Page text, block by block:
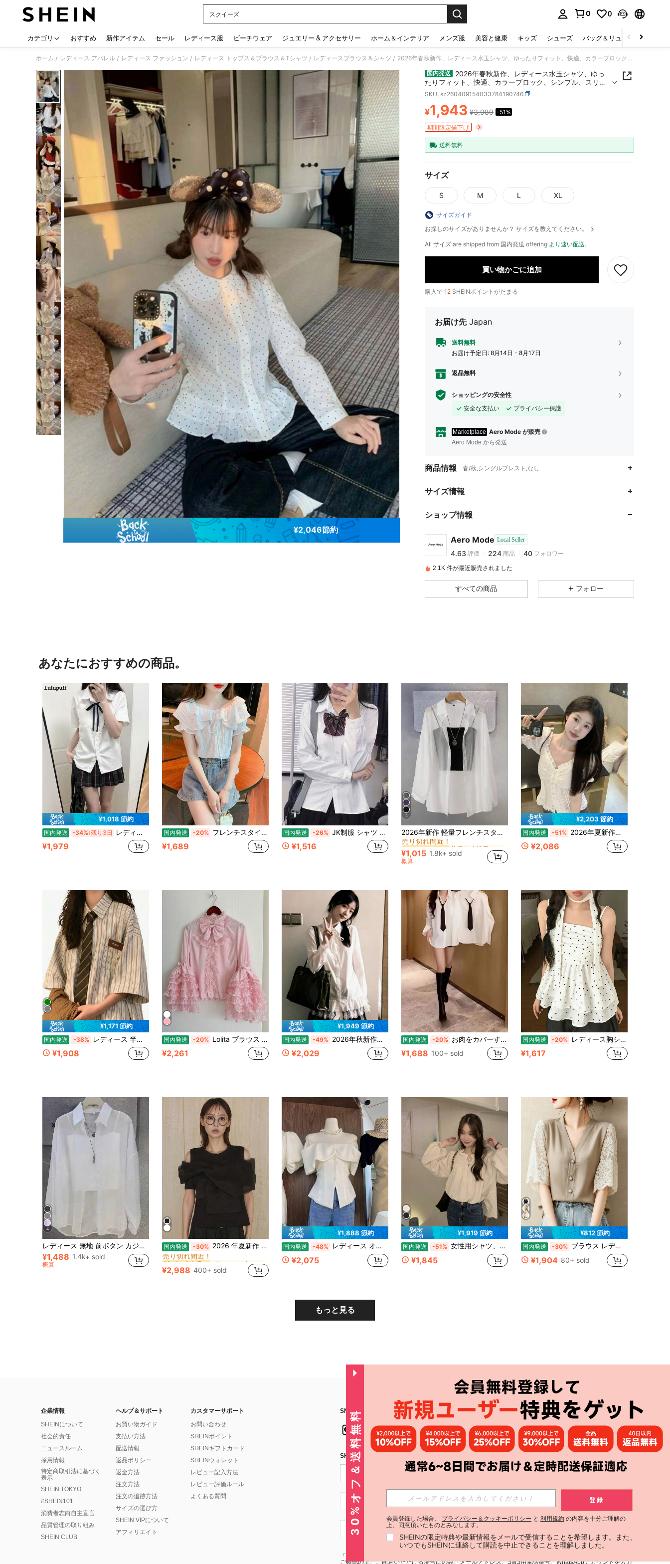
スクイーズ
0 0
カテゴリ おすすめ 新作アイテム セール レディース服 ビーチウェア ジュエリー & アクセサリー ホーム＆インテリア メンズ服 美容と健康 キッズ シューズ バッグ＆リュック
ホーム / レディース アパレル / レディース ファッション / レディース トップス＆ブラウス＆Tシャツ / レディースブラウス＆シャツ / 2026年春秋新作、レディース水玉シャツ、ゆったりフィット、快適、カラーブロック、シンプル、スリム効果、遊び心、斬新、キュート、フリル付き、若々しい、春秋トップス/シャツ
¥2,046節約
国内発送
2026年春秋新作、レディース水玉シャツ、ゆっ
たりフィット、快適、カラーブロック、シンプル、スリム
効果、遊び心、斬新、キュート、フリル付き、若々しい、
春秋トップス/シャツ
SKU: sz260409154033784190746
PRICE AND AVAILABILITY
¥1,943 ¥3,989 -51%
期間限定値下げ
送料無料
サイズ
S M L XL
サイズガイド
お探しのサイズがありませんか？ サイズを教えてください。
All サイズ are shipped from 国内発送 offering より速い配送.
買い物かごに追加
購入で 12 SHEINポイントがたまる
お届け先 Japan
送料無料
お届け予定日: 8月14日 - 8月17日
返品無料
ショッピングの安全性
安全な支払い
プライバシー保護
Marketplace Aero Mode が販売
Aero Mode から発送
商品情報 春/秋,シングルブレスト,なし
サイズ情報
ショップ情報
Aero Mode Local Seller
4.63
4.63
224商品 40
j***c は22時間前 に購入しました
4.63 224
4.63 224 40
4.63
2.1K 件が最近販売されました
すべての商品 フォロー
あなたにおすすめの商品。
¥1,018 節約
国内発送 -34% 残り3日 レディース 半袖 シャツ ブラウス 制服風 リボン付き 白 無地 襟付き 前開き スクールシャツ 女子高生 JK制服 なんちゃって制服 コスプレ 通学 学校 学園祭 文化祭 イベント 衣装 トップス シンプル ベーシック 定番 レギュラーフィット ポケット付き ボウタイ 清楚系 可愛い キュート カジュアル デイリー 着痩せ 体型カバー 爽やか 薄手 春 夏 秋 春夏 スクールライフ プレッピー 制服コーデ 双子コーデ お揃い ペアルック ホワイト
¥1,979
国内発送 -20% フレンチスタイルのデザイン性あふれるシフォンブラウス レディース 夏の新作 フリルトップス おしゃれ エレガント ユニークな絞り口ブラウス 個性的なパフスリーブ
¥1,689
国内発送 -26% JK制服 シャツ 白 長袖 スクール ワイシャツ レギュラーフィット レディース トップス 春夏新作 学生服 カーディガン インナー カジュアル 定番 事務服 就職活動 通学用
¥1,516
4
2026年新作 軽量フレンチスタイル 日よけシャツ 薄手ブラウスジャケット 長袖 夏用トップス ホワイト
#7 ベストセラー 快適な 女性用ブラウス
売り切れ間近！
#7 ベストセラー
売り切れ間近！
#7 ベストセラー
売り切れ間近！
#7 ベストセラー 快適な 女性用ブラウス
売り切れ間近！
¥1,015 1.8k+ sold
概算
¥2,203 節約
国内発送 -51% 2026年夏新作：レディースフリル半袖シャツ、やや透け感あり、スリムフィット、シンプル、セクシー、軽量、スタイルアップ効果あり；春夏トップス
¥2,086
¥1,171 節約
国内発送 -38% レディース 半袖 シャツ ストライプ オーバーサイズ ブラウス ビッグシルエット 襟付き 五分袖 ドロップショルダー 体型カバー ゆったり 着痩せ 二の腕カバー メンズライク レトロ カジュアル 通学 春夏 グリーン
¥1,908
国内発送 -20% Lolita ブラウス レディース ロリータ風 レース 姫袖 長袖 インナー対応 フリルデザイン お出かけ・デート 可愛い 甘めコーデ
¥2,261
¥1,949 節約
国内発送 -49% 2026年秋新作、レディース プレッピースタイル ホワイト長袖トップス、カジュアル、快適、シンプル、重ね着可能、レーストリム、キュート、春秋シャツトップス
¥2,029
国内発送 -20% お肉をカバーするゆったりとしたデザインのネクタイシャツ、女性の春夏の気質とファッショナブルな白いトップス、デート、通勤、ショッピングに適しています。
¥1,688 100+ sold
国内発送 -20% レディース胸シャーリング水玉キャミソール チョーカーリボン二重フリル裾ルーズショート丈 夏冷房対策フェミニンインナー兼用トップス
¥1,617
4
レディース 無地 前ボタン カジュアル 七分袖シャツ、シアーシフォン 長袖ブラウス、軽量 通気性生地、オフィス/パーティー着用に優雅なデザイン、春夏 ホワイト
¥1,488 1.4k+ sold
概算
国内発送 -30% 2026 年夏新作 上品フレンチスタイル リボン切り替えデザイン上質コットン半袖 T シャツ ショルダーオープン ゆったり着痩せ オフィスカジュアルトップス
#9 ベストセラー ビンテージ 女性用ブラウス
売り切れ間近！
#9 ベストセラー
売り切れ間近！
#9 ベストセラー
売り切れ間近！
#9 ベストセラー ビンテージ 女性用ブラウス
¥2,988 400+ sold
¥1,888 節約
国内発送 -48% レディース オフショルダー ブラウス トップス オフショル シャツ フリル襟 ペプラム ウエストマーク 着痩せ 細見え 華奢見え デコルテ 骨格ウェーブ 大人可愛い フェミニン きれいめ デート カジュアル アイボリー
¥2,075
¥1,919 節約
国内発送 -51% 女性用シャツ、木製耳付きシャツ、長袖、ゆったりめ、シンプル、カジュアル、快適、フレンチスタイル、単色、ファッショナブル、万能、春・夏・秋用シャツ
¥1,845
¥812 節約
国内発送 -30% ブラウス レディース レース刺繍スリーブ Vネック 半袖 前開きボタン 夏用 大人可愛い
¥1,904 80+ sold
もっと見る
企業情報
SHEINについて
社会的責任
ニュースルーム
採用情報
特定商取引法に基づく
表示
SHEIN TOKYO
#SHEIN101
消費者志向自主宣言
品質管理の取り組み
SHEIN CLUB
ヘルプ＆サポート
お買い物ガイド
支払い方法
配送情報
返品ポリシー
返金方法
注文方法
注文の追跡方法
サイズの選び方
SHEIN VIPについて
アフィリエイト
カスタマーサポート
お問い合わせ
SHEINポイント
SHEINギフトカード
SHEINウォレット
レビュー記入方法
レビュー評価ルール
よくある質問
SNSフォローはこちら： アプリ
SHEIN STYLE NEWSを購読する
購読
JP + 81 登録する
JP + 81
「SHEIN STYLE NEWSの購読には「
ご確認の上、ご同意いただける場合にのみ、メールアドレス、SMS用電話番号、WhatsAppアカウントを入力
30%オフ＆送料無料 登録
会員登録した場合、 プライバシー＆クッキーポリシー と 利用規約 の内容を十分ご理解の
上、同意頂いたものとみなします。
SHEINの限定特典や最新情報をメールで受信することを希望します。また、
いつでもSHEINに連絡して購読を中止できることを理解しました。